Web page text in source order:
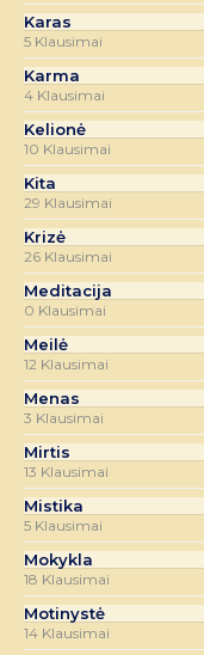
Karas
5 Klausimai
Karma
4 Klausimai
Kelionė
10 Klausimai
Kita
29 Klausimai
Krizė
26 Klausimai
Meditacija
0 Klausimai
Meilė
12 Klausimai
Menas
3 Klausimai
Mirtis
13 Klausimai
Mistika
5 Klausimai
Mokykla
18 Klausimai
Motinystė
14 Klausimai